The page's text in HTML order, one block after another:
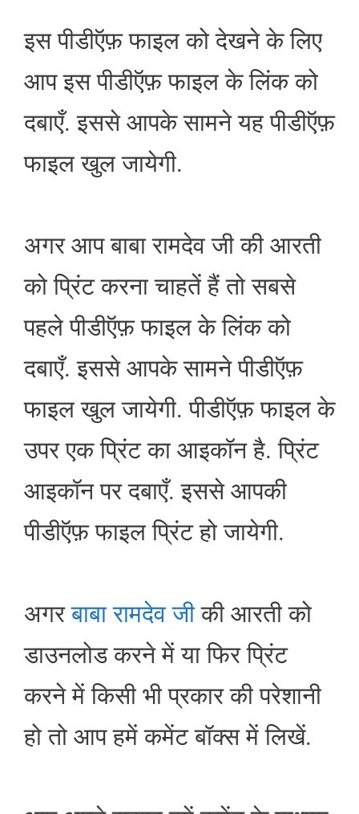
इस पीडीऍफ़ फाइल को देखने के लिए
आप इस पीडीऍफ़ फाइल के लिंक को
दबाएँ. इससे आपके सामने यह पीडीऍफ़
फाइल खुल जायेगी.
अगर आप बाबा रामदेव जी की आरती
को प्रिंट करना चाहतें हैं तो सबसे
पहले पीडीऍफ़ फाइल के लिंक को
दबाएँ. इससे आपके सामने पीडीऍफ़
फाइल खुल जायेगी. पीडीऍफ़ फाइल के
उपर एक प्रिंट का आइकॉन है. प्रिंट
आइकॉन पर दबाएँ. इससे आपकी
पीडीऍफ़ फाइल प्रिंट हो जायेगी.
अगरबाबा रामदेव जीकी आरती को
डाउनलोड करने में या फिर प्रिंट
करने में किसी भी प्रकार की परेशानी
हो तो आप हमें कमेंट बॉक्स में लिखें.